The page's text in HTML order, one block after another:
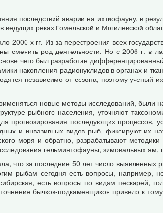
последствий аварии на ихтиофауну, в
реках Гомельской и Могилевской
х гг. Из-за перестроения всех
сменить род деятельности. Но с 2006 г. в
чего был разработан
накопления радионуклидов в органах и
независимо от сезона, поэтому ученый-
новые методы исследований, были
рыбного населения, уточняют
прогнозирования последующих процессов,
и инвазивных видов рыб, фиксируют их
моря и обратно, разрабатывают методики
гельминтофауны, зимовальных ям,
что за последние 50 лет число
рыбам сегодня есть вопросы, например,
есть вопросы по видам пескарей,
бычков-подкаменщиков привело к